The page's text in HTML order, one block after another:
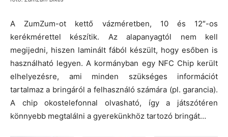
A ZumZum-ot kettő vázméretben, 10 és 12″-os
kerékmérettel készítik. Az alapanyagtól nem kell
megijedni, hiszen laminált fából készült, hogy esőben is
használható legyen. A kormányban egy NFC Chip került
elhelyezésre, ami minden szükséges információt
tartalmaz a bringáról a felhasználó számára (pl. garancia).
A chip okostelefonnal olvasható, így a játszótéren
könnyebb megtalálni a gyerekünkhöz tartozó bringát…